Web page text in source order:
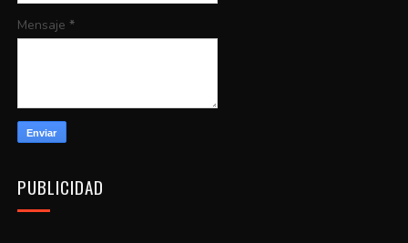
Mensaje *
PUBLICIDAD